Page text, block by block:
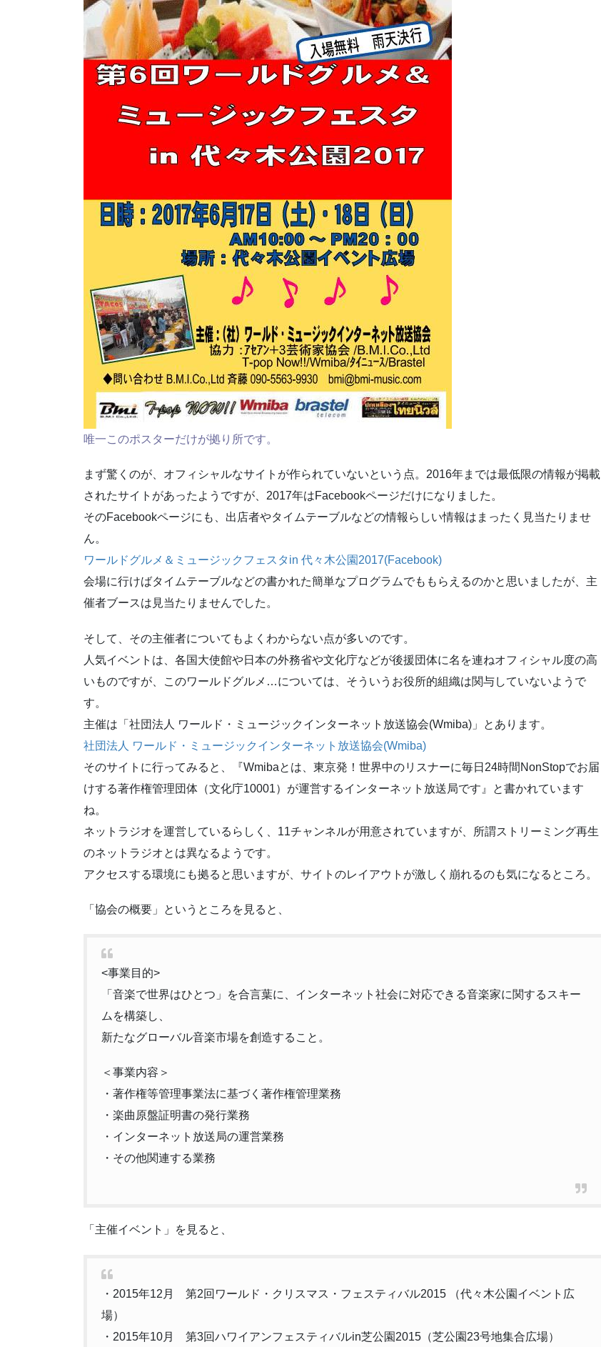
唯一このポスターだけが拠り所です。
まず驚くのが、オフィシャルなサイトが作られていないという点。2016年までは最低限の情報が掲載
されたサイトがあったようですが、2017年はFacebookページだけになりました。
そのFacebookページにも、出店者やタイムテーブルなどの情報らしい情報はまったく見当たりませ
ん。
ワールドグルメ＆ミュージックフェスタin 代々木公園2017(Facebook)
会場に行けばタイムテーブルなどの書かれた簡単なプログラムでももらえるのかと思いましたが、主
催者ブースは見当たりませんでした。
そして、その主催者についてもよくわからない点が多いのです。
人気イベントは、各国大使館や日本の外務省や文化庁などが後援団体に名を連ねオフィシャル度の高
いものですが、このワールドグルメ…については、そういうお役所的組織は関与していないようで
す。
主催は「社団法人 ワールド・ミュージックインターネット放送協会(Wmiba)」とあります。
社団法人 ワールド・ミュージックインターネット放送協会(Wmiba)
そのサイトに行ってみると、『Wmibaとは、東京発！世界中のリスナーに毎日24時間NonStopでお届
けする著作権管理団体（文化庁10001）が運営するインターネット放送局です』と書かれています
ね。
ネットラジオを運営しているらしく、11チャンネルが用意されていますが、所謂ストリーミング再生
のネットラジオとは異なるようです。
アクセスする環境にも拠ると思いますが、サイトのレイアウトが激しく崩れるのも気になるところ。
「協会の概要」というところを見ると、
<事業目的>
「音楽で世界はひとつ」を合言葉に、インターネット社会に対応できる音楽家に関するスキー
ムを構築し、
新たなグローバル音楽市場を創造すること。
＜事業内容＞
・著作権等管理事業法に基づく著作権管理業務
・楽曲原盤証明書の発行業務
・インターネット放送局の運営業務
・その他関連する業務
「主催イベント」を見ると、
・2015年12月 第2回ワールド・クリスマス・フェスティバル2015 （代々木公園イベント広
場）
・2015年10月 第3回ハワイアンフェスティバルin芝公園2015（芝公園23号地集合広場）